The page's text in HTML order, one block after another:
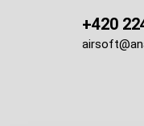
+420